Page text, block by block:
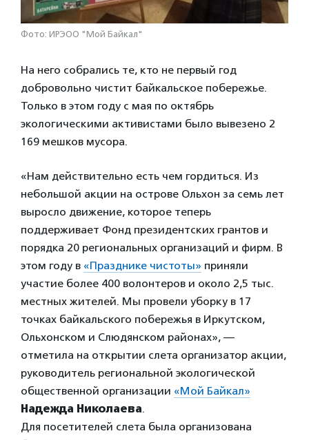
Фото: ИРЭОО "Мой Байкал"
На него собрались те, кто не первый год
добровольно чистит байкальское побережье.
Только в этом году с мая по октябрь
экологическими активистами было вывезено 2
169 мешков мусора.
«Нам действительно есть чем гордиться. Из
небольшой акции на острове Ольхон за семь лет
выросло движение, которое теперь
поддерживает Фонд президентских грантов и
порядка 20 региональных организаций и фирм. В
этом году в «Празднике чистоты» приняли
участие более 400 волонтеров и около 2,5 тыс.
местных жителей. Мы провели уборку в 17
точках байкальского побережья в Иркутском,
Ольхонском и Слюдянском районах», —
отметила на открытии слета организатор акции,
руководитель региональной экологической
общественной организации «Мой Байкал»
Надежда Николаева.
Для посетителей слета была организована